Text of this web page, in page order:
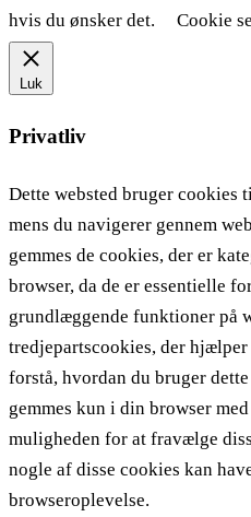
hvis du ønsker det.
Cookie
Luk
Privatliv
Dette websted bruger cookies
mens du navigerer gennem
gemmes de cookies, der er
browser, da de er essentielle
grundlæggende funktioner på
tredjepartscookies, der hjælper
forstå, hvordan du bruger
gemmes kun i din browser
muligheden for at fravælge
nogle af disse cookies kan
browseroplevelse.